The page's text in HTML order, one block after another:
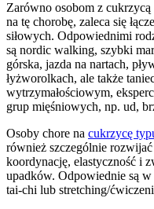
Zarówno osobom z
na tę chorobę, zaleca się
siłowych. Odpowiednimi
są nordic walking, szybki
górska, jazda na nartach,
łyżworolkach, ale także
wytrzymałościowym,
grup mięśniowych, np. ud,
Osoby chore na cukrzycę
również szczególnie
koordynację, elastyczność i
upadków. Odpowiednie są
tai-chi lub stretching/